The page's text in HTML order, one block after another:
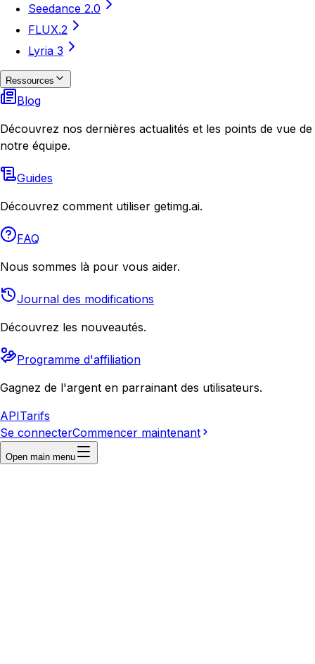
Seedance 2.0
FLUX.2
Lyria 3
Ressources
Blog
Découvrez nos dernières actualités et les points de vue de
notre équipe.
Guides
Découvrez comment utiliser getimg.ai.
FAQ
Nous sommes là pour vous aider.
Journal des modifications
Découvrez les nouveautés.
Programme d'affiliation
Gagnez de l'argent en parrainant des utilisateurs.
APITarifs
Se connecterCommencer maintenant
Open main menu